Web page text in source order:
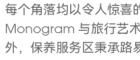
每个角落均以令人惊喜
Monogram 与旅行艺
外，保养服务区秉承路